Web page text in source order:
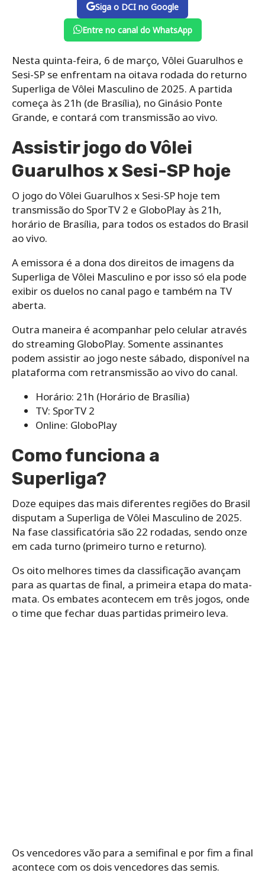
Siga o DCI no Google
Entre no canal do WhatsApp
Nesta quinta-feira, 6 de março, Vôlei Guarulhos e
Sesi-SP se enfrentam na oitava rodada do returno
Superliga de Vôlei Masculino de 2025. A partida
começa às 21h (de Brasília), no Ginásio Ponte
Grande, e contará com transmissão ao vivo.
Assistir jogo do Vôlei
Guarulhos x Sesi-SP hoje
O jogo do Vôlei Guarulhos x Sesi-SP hoje tem
transmissão do SporTV 2 e GloboPlay às 21h,
horário de Brasília, para todos os estados do Brasil
ao vivo.
A emissora é a dona dos direitos de imagens da
Superliga de Vôlei Masculino e por isso só ela pode
exibir os duelos no canal pago e também na TV
aberta.
Outra maneira é acompanhar pelo celular através
do streaming GloboPlay. Somente assinantes
podem assistir ao jogo neste sábado, disponível na
plataforma com retransmissão ao vivo do canal.
Horário: 21h (Horário de Brasília)
TV: SporTV 2
Online: GloboPlay
Como funciona a
Superliga?
Doze equipes das mais diferentes regiões do Brasil
disputam a Superliga de Vôlei Masculino de 2025.
Na fase classificatória são 22 rodadas, sendo onze
em cada turno (primeiro turno e returno).
Os oito melhores times da classificação avançam
para as quartas de final, a primeira etapa do mata-
mata. Os embates acontecem em três jogos, onde
o time que fechar duas partidas primeiro leva.
Os vencedores vão para a semifinal e por fim a final
acontece com os dois vencedores das semis.